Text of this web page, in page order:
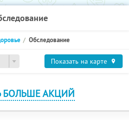
Обследование
Показать на карте
БОЛЬШЕ АКЦИЙ